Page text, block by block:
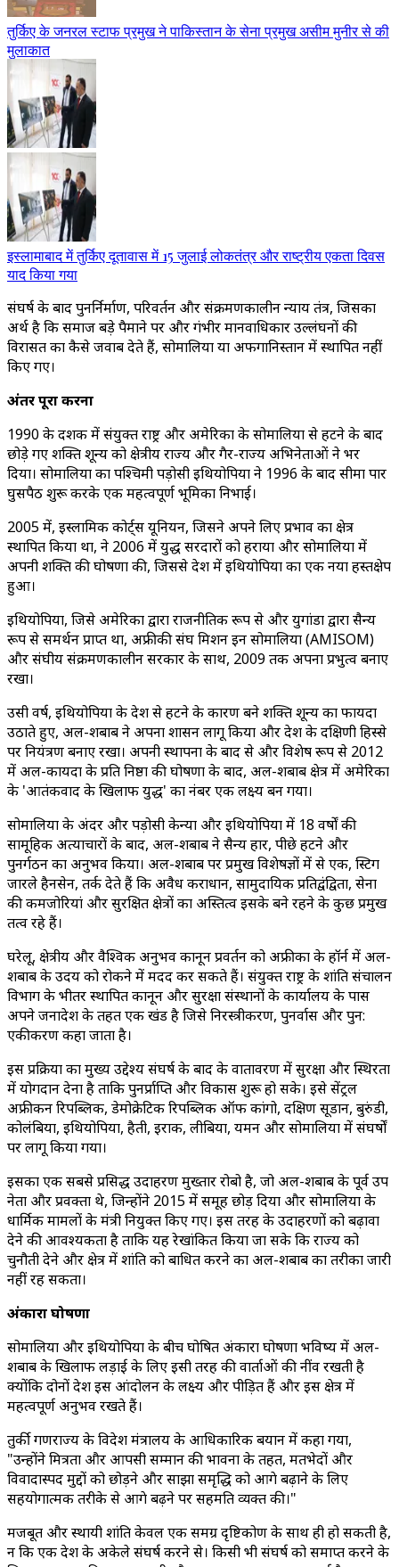
तुर्किए के जनरल स्टाफ प्रमुख ने पाकिस्तान के सेना प्रमुख असीम मुनीर से की
मुलाकात
इस्लामाबाद में तुर्किए दूतावास में 15 जुलाई लोकतंत्र और राष्ट्रीय एकता दिवस
याद किया गया
संघर्ष के बाद पुनर्निर्माण, परिवर्तन और संक्रमणकालीन न्याय तंत्र, जिसका
अर्थ है कि समाज बड़े पैमाने पर और गंभीर मानवाधिकार उल्लंघनों की
विरासत का कैसे जवाब देते हैं, सोमालिया या अफगानिस्तान में स्थापित नहीं
किए गए।
अंतर पूरा करना
1990 के दशक में संयुक्त राष्ट्र और अमेरिका के सोमालिया से हटने के बाद
छोड़े गए शक्ति शून्य को क्षेत्रीय राज्य और गैर-राज्य अभिनेताओं ने भर
दिया। सोमालिया का पश्चिमी पड़ोसी इथियोपिया ने 1996 के बाद सीमा पार
घुसपैठ शुरू करके एक महत्वपूर्ण भूमिका निभाई।
2005 में, इस्लामिक कोर्ट्स यूनियन, जिसने अपने लिए प्रभाव का क्षेत्र
स्थापित किया था, ने 2006 में युद्ध सरदारों को हराया और सोमालिया में
अपनी शक्ति की घोषणा की, जिससे देश में इथियोपिया का एक नया हस्तक्षेप
हुआ।
इथियोपिया, जिसे अमेरिका द्वारा राजनीतिक रूप से और युगांडा द्वारा सैन्य
रूप से समर्थन प्राप्त था, अफ्रीकी संघ मिशन इन सोमालिया (AMISOM)
और संघीय संक्रमणकालीन सरकार के साथ, 2009 तक अपना प्रभुत्व बनाए
रखा।
उसी वर्ष, इथियोपिया के देश से हटने के कारण बने शक्ति शून्य का फायदा
उठाते हुए, अल-शबाब ने अपना शासन लागू किया और देश के दक्षिणी हिस्से
पर नियंत्रण बनाए रखा। अपनी स्थापना के बाद से और विशेष रूप से 2012
में अल-कायदा के प्रति निष्ठा की घोषणा के बाद, अल-शबाब क्षेत्र में अमेरिका
के 'आतंकवाद के खिलाफ युद्ध' का नंबर एक लक्ष्य बन गया।
सोमालिया के अंदर और पड़ोसी केन्या और इथियोपिया में 18 वर्षों की
सामूहिक अत्याचारों के बाद, अल-शबाब ने सैन्य हार, पीछे हटने और
पुनर्गठन का अनुभव किया। अल-शबाब पर प्रमुख विशेषज्ञों में से एक, स्टिग
जारले हैनसेन, तर्क देते हैं कि अवैध कराधान, सामुदायिक प्रतिद्वंद्विता, सेना
की कमजोरियां और सुरक्षित क्षेत्रों का अस्तित्व इसके बने रहने के कुछ प्रमुख
तत्व रहे हैं।
घरेलू, क्षेत्रीय और वैश्विक अनुभव कानून प्रवर्तन को अफ्रीका के हॉर्न में अल-
शबाब के उदय को रोकने में मदद कर सकते हैं। संयुक्त राष्ट्र के शांति संचालन
विभाग के भीतर स्थापित कानून और सुरक्षा संस्थानों के कार्यालय के पास
अपने जनादेश के तहत एक खंड है जिसे निरस्त्रीकरण, पुनर्वास और पुन:
एकीकरण कहा जाता है।
इस प्रक्रिया का मुख्य उद्देश्य संघर्ष के बाद के वातावरण में सुरक्षा और स्थिरता
में योगदान देना है ताकि पुनर्प्राप्ति और विकास शुरू हो सके। इसे सेंट्रल
अफ्रीकन रिपब्लिक, डेमोक्रेटिक रिपब्लिक ऑफ कांगो, दक्षिण सूडान, बुरुंडी,
कोलंबिया, इथियोपिया, हैती, इराक, लीबिया, यमन और सोमालिया में संघर्षों
पर लागू किया गया।
इसका एक सबसे प्रसिद्ध उदाहरण मुख्तार रोबो है, जो अल-शबाब के पूर्व उप
नेता और प्रवक्ता थे, जिन्होंने 2015 में समूह छोड़ दिया और सोमालिया के
धार्मिक मामलों के मंत्री नियुक्त किए गए। इस तरह के उदाहरणों को बढ़ावा
देने की आवश्यकता है ताकि यह रेखांकित किया जा सके कि राज्य को
चुनौती देने और क्षेत्र में शांति को बाधित करने का अल-शबाब का तरीका जारी
नहीं रह सकता।
अंकारा घोषणा
सोमालिया और इथियोपिया के बीच घोषित अंकारा घोषणा भविष्य में अल-
शबाब के खिलाफ लड़ाई के लिए इसी तरह की वार्ताओं की नींव रखती है
क्योंकि दोनों देश इस आंदोलन के लक्ष्य और पीड़ित हैं और इस क्षेत्र में
महत्वपूर्ण अनुभव रखते हैं।
तुर्की गणराज्य के विदेश मंत्रालय के आधिकारिक बयान में कहा गया,
"उन्होंने मित्रता और आपसी सम्मान की भावना के तहत, मतभेदों और
विवादास्पद मुद्दों को छोड़ने और साझा समृद्धि को आगे बढ़ाने के लिए
सहयोगात्मक तरीके से आगे बढ़ने पर सहमति व्यक्त की।"
मजबूत और स्थायी शांति केवल एक समग्र दृष्टिकोण के साथ ही हो सकती है,
न कि एक देश के अकेले संघर्ष करने से। किसी भी संघर्ष को समाप्त करने के